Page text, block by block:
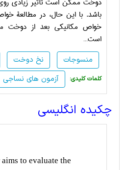
باشد. با این حال، در مطالعة
خواص مکانیکی بعد از دوخت
است…
نخ دوخت
منسوجات
آزمون های نساجی
:کلمات کلیدی
چکیده انگلیسی
to evaluate the